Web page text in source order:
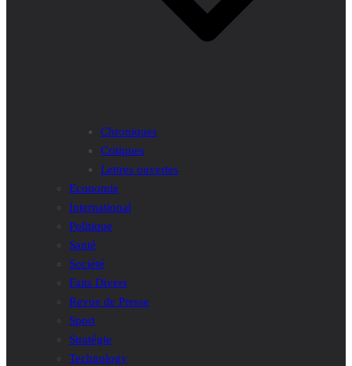
Chroniques
Critiques
Lettres ouvertes
Economie
International
Politique
Santé
Société
Faits Divers
Revue de Presse
Sport
Stratégie
Technology